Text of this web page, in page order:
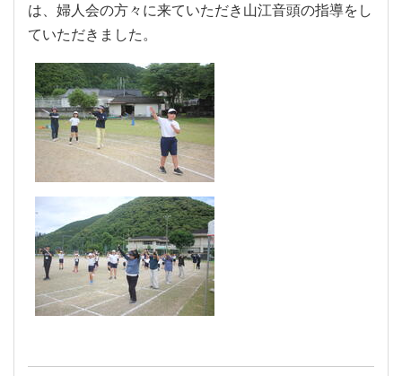
は、婦人会の方々に来ていただき山江音頭の指導をし
ていただきました。